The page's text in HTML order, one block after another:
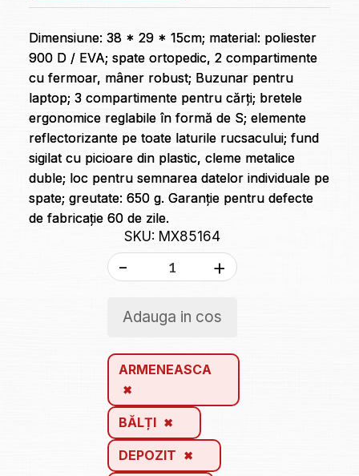
Dimensiune: 38 * 29 * 15cm; material: poliester
900 D / EVA; spate ortopedic, 2 compartimente
cu fermoar, mâner robust; Buzunar pentru
laptop; 3 compartimente pentru cărți; bretele
ergonomice reglabile în formă de S; elemente
reflectorizante pe toate laturile rucsacului; fund
sigilat cu picioare din plastic, cleme metalice
duble; loc pentru semnarea datelor individuale pe
spate; greutate: 650 g. Garanție pentru defecte
de fabricație 60 de zile.
SKU: MX85164
- +
Adauga in cos
ARMENEASCA
BĂLȚI
DEPOZIT